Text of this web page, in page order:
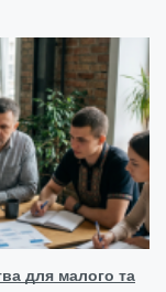
для малого та